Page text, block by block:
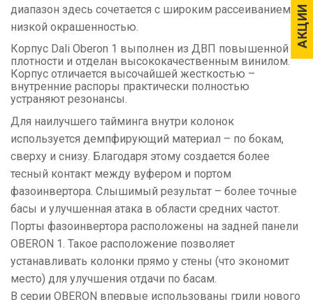
АКЦИИ
АКЦИИ
диапазон здесь сочетается с широким рассеиванием и
низкой окрашенностью.
Корпус Dali Oberon 1 выполнен из ДВП повышенной
плотности и отделан высококачественным винилом.
Корпус отличается высочайшей жесткостью –
внутренние распоры практически полностью
устраняют резонансы.
Для наилучшего тайминга внутри колонок
используется демпфирующий материал – по бокам,
сверху и снизу. Благодаря этому создается более
тесный контакт между вуфером и портом
фазоинвертора. Слышимый результат – более точные
басы и улучшенная атака в области средних частот.
Порты фазоинвертора расположены на задней панели
OBERON 1. Такое расположение позволяет
устанавливать колонки прямо у стены (что экономит
место) для улучшения отдачи по басам.
В серии OBERON впервые использованы грили нового